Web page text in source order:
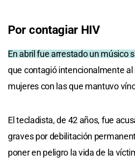
Por contagiar HIV
En abril fue arrestado un músico
que contagió intencionalmente al
mujeres con las que mantuvo
El tecladista, de 42 años, fue
graves por debilitación
poner en peligro la vida de la